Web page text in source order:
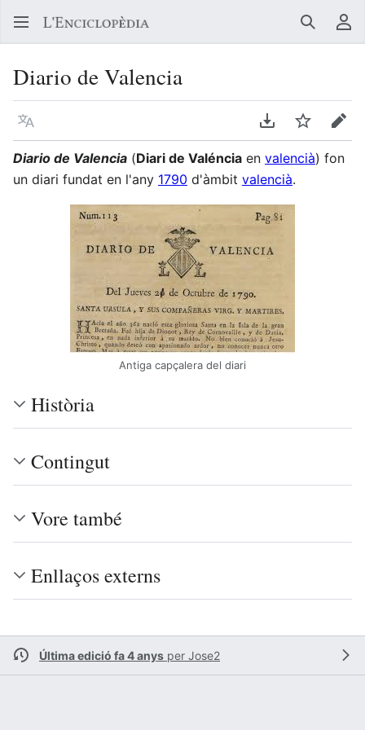
Buscar
Diario de Valencia
Llegir en un atre idioma Descarregar en
Vigilar
Diario de Valencia (Diari de Valéncia en valencià) fon
un diari fundat en l'any 1790 d'àmbit valencià.
Antiga capçalera del diari
Història
Contingut
Vore també
Enllaços externs
Última edició fa 4 anys per Jose2